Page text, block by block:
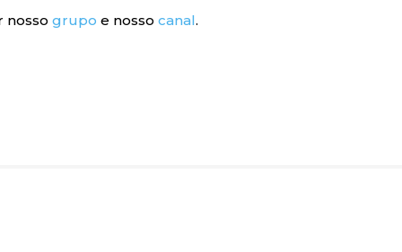
nosso grupo e nosso canal.